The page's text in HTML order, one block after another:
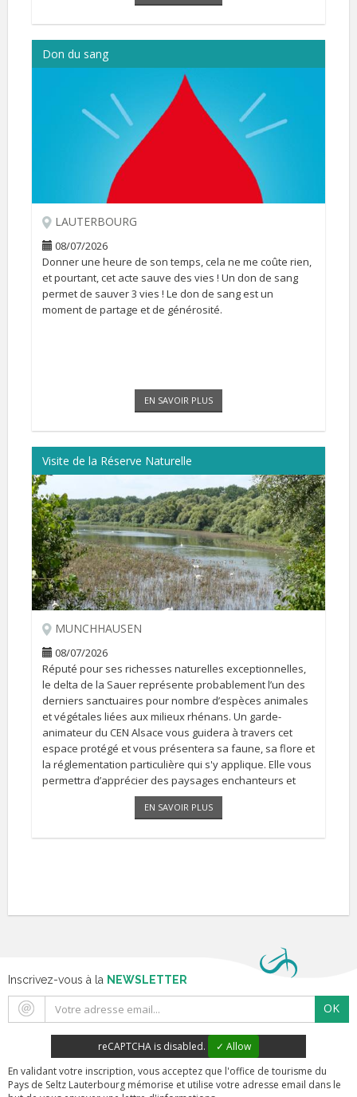
Don du sang
LAUTERBOURG
08/07/2026
Donner une heure de son temps, cela ne me coûte rien,
et pourtant, cet acte sauve des vies ! Un don de sang
permet de sauver 3 vies ! Le don de sang est un
moment de partage et de générosité.
EN SAVOIR PLUS
Visite de la Réserve Naturelle
MUNCHHAUSEN
08/07/2026
Réputé pour ses richesses naturelles exceptionnelles,
le delta de la Sauer représente probablement l’un des
derniers sanctuaires pour nombre d’espèces animales
et végétales liées aux milieux rhénans. Un garde-
animateur du CEN Alsace vous guidera à travers cet
espace protégé et vous présentera sa faune, sa flore et
la réglementation particulière qui s'y applique. Elle vous
permettra d’apprécier des paysages enchanteurs et
diversifiés. INSCRIPTION OBLIGATOIRE [...]
EN SAVOIR PLUS
Inscrivez-vous à la NEWSLETTER
OK
reCAPTCHA is disabled.
✓ Allow
En validant votre inscription, vous acceptez que l'office de tourisme du
Pays de Seltz Lauterbourg mémorise et utilise votre adresse email dans le